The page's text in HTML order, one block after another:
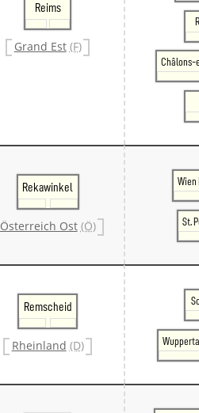
Reims
Grand Est (F)
Châlons-
Rekawinkel
Österreich Ost (Ö) St.
Remscheid
Rheinland (D)